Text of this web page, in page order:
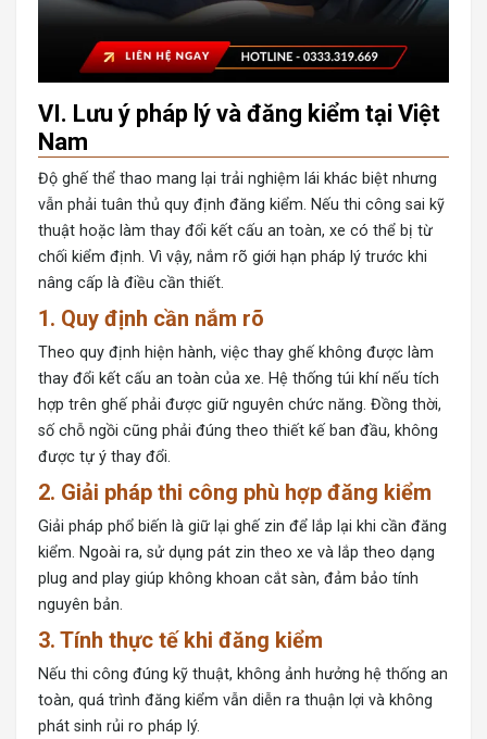
VI. Lưu ý pháp lý và đăng kiểm tại Việt
Nam
Độ ghế thể thao mang lại trải nghiệm lái khác biệt nhưng
vẫn phải tuân thủ quy định đăng kiểm. Nếu thi công sai kỹ
thuật hoặc làm thay đổi kết cấu an toàn, xe có thể bị từ
chối kiểm định. Vì vậy, nắm rõ giới hạn pháp lý trước khi
nâng cấp là điều cần thiết.
1. Quy định cần nắm rõ
Theo quy định hiện hành, việc thay ghế không được làm
thay đổi kết cấu an toàn của xe. Hệ thống túi khí nếu tích
hợp trên ghế phải được giữ nguyên chức năng. Đồng thời,
số chỗ ngồi cũng phải đúng theo thiết kế ban đầu, không
được tự ý thay đổi.
2. Giải pháp thi công phù hợp đăng kiểm
Giải pháp phổ biến là giữ lại ghế zin để lắp lại khi cần đăng
kiểm. Ngoài ra, sử dụng pát zin theo xe và lắp theo dạng
plug and play giúp không khoan cắt sàn, đảm bảo tính
nguyên bản.
3. Tính thực tế khi đăng kiểm
Nếu thi công đúng kỹ thuật, không ảnh hưởng hệ thống an
toàn, quá trình đăng kiểm vẫn diễn ra thuận lợi và không
phát sinh rủi ro pháp lý.